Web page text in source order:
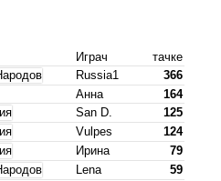
Играч
тачке
Russia1
366
Анна
164
San D.
125
Vulpes
124
Ирина
79
Lena
59